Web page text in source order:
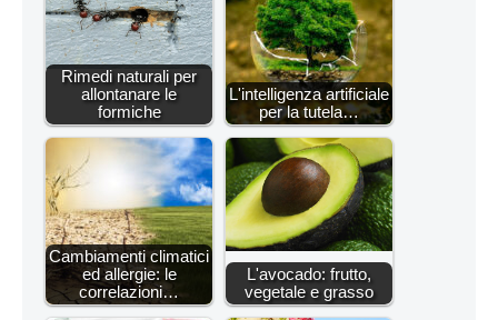
Rimedi naturali per
allontanare le
formiche
L'intelligenza artificiale
per la tutela…
Cambiamenti climatici
ed allergie: le
correlazioni…
L'avocado: frutto,
vegetale e grasso